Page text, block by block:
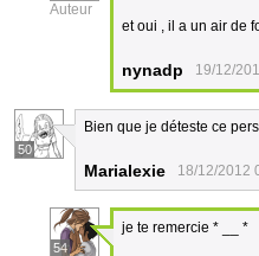
Auteur
et oui , il a un air de
nynadp 19/12/
50
Bien que je déteste ce
Marialexie 18/12/2012
54
je te remercie * __ *